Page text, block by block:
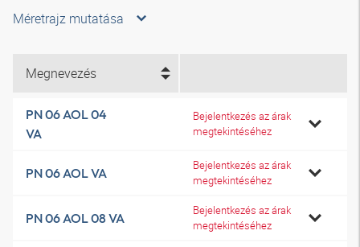
Méretrajz mutatása
Megnevezés
PN 06 AOL 04
VA
Bejelentkezés az árak
megtekintéséhez
PN 06 AOL VA
Bejelentkezés az árak
megtekintéséhez
PN 06 AOL 08 VA
Bejelentkezés az árak
megtekintéséhez